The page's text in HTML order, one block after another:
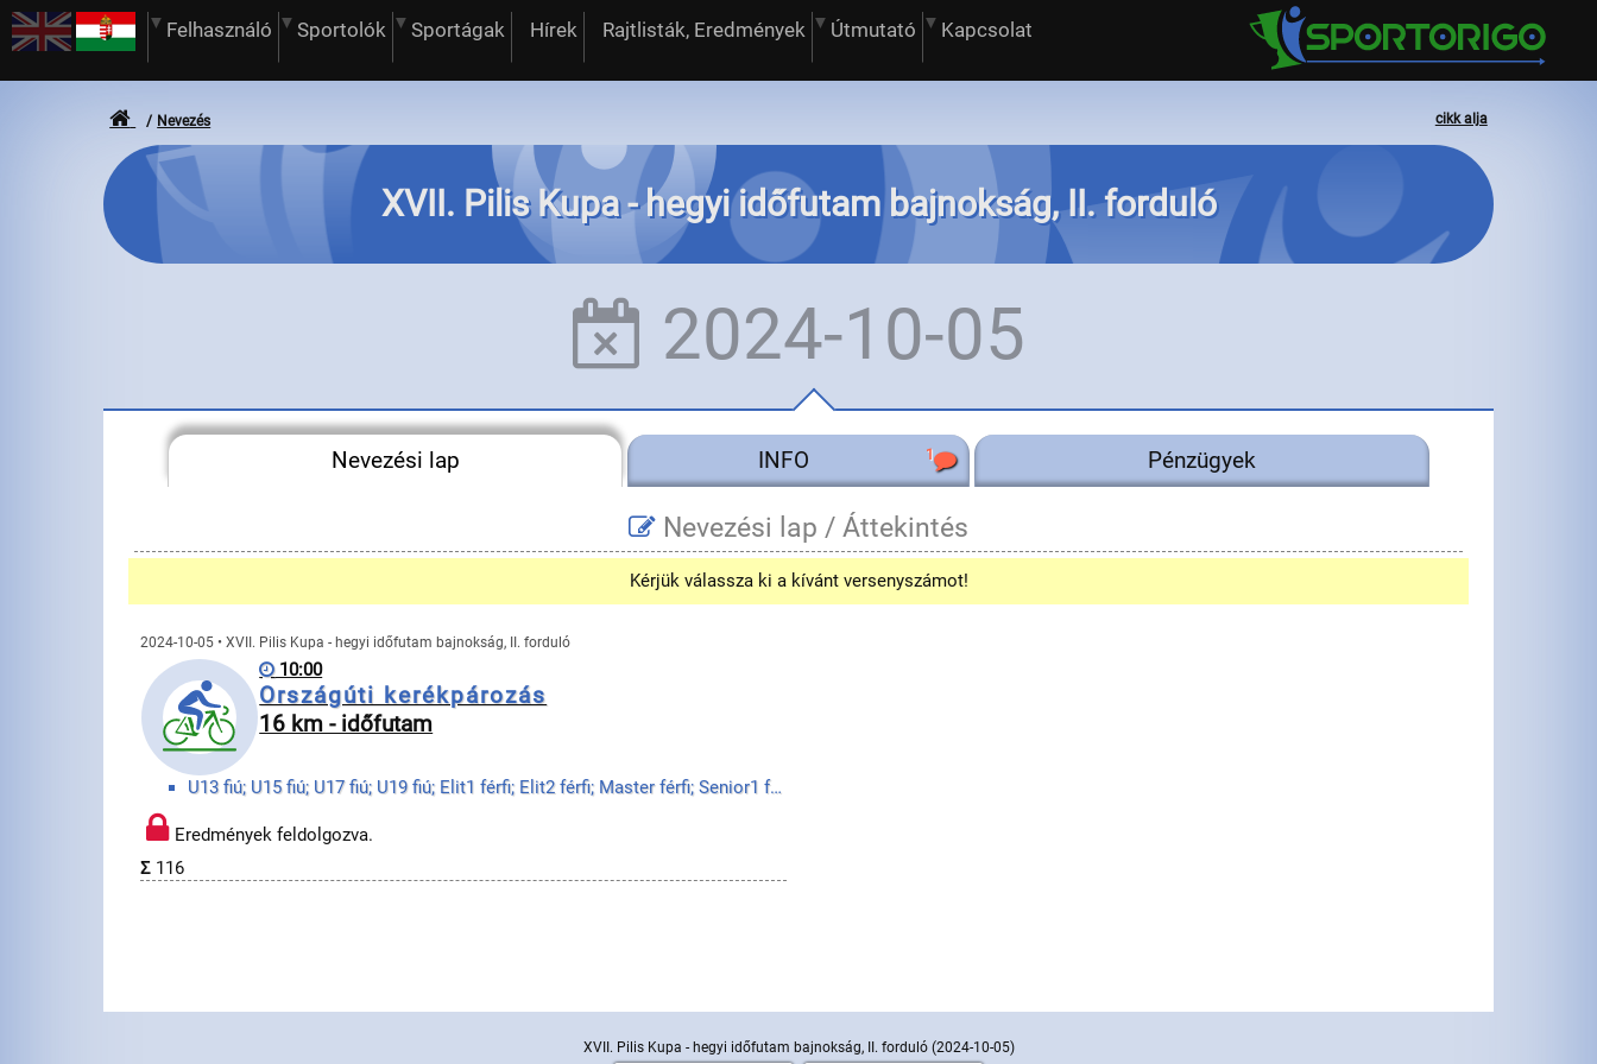
Felhasználó Sportolók Sportágak Hírek Rajtlisták, Eredmények Útmutató Kapcsolat
cikk alja
Nevezés
XVII. Pilis Kupa - hegyi időfutam bajnokság, II. forduló
2024-10-05
Nevezési lap INFO 1 Pénzügyek
Nevezési lap / Áttekintés
Kérjük válassza ki a kívánt versenyszámot!
2024-10-05 • XVII. Pilis Kupa - hegyi időfutam bajnokság, II. forduló
10:00
Országúti kerékpározás
16 km - időfutam
U13 fiú; U15 fiú; U17 fiú; U19 fiú; Elit1 férfi; Elit2 férfi; Master férfi; Senior1 férfi; Senior2 f...
Eredmények feldolgozva.
Σ 116
XVII. Pilis Kupa - hegyi időfutam bajnokság, II. forduló (2024-10-05)